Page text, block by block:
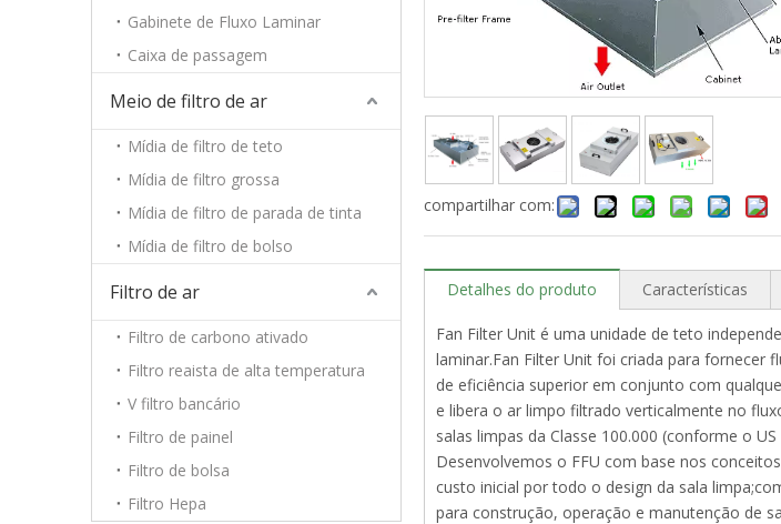
Gabinete de Fluxo Laminar
Caixa de passagem
Meio de filtro de ar
Mídia de filtro de teto
Mídia de filtro grossa
Mídia de filtro de parada de tinta
Mídia de filtro de bolso
Filtro de ar
Filtro de carbono ativado
Filtro reaista de alta temperatura
V filtro bancário
Filtro de painel
Filtro de bolsa
Filtro Hepa
compartilhar com:
Detalhes do produto Características
Fan Filter Unit é uma unidade de teto
laminar.Fan Filter Unit foi criada para fornecer
de eficiência superior em conjunto com
e libera o ar limpo filtrado verticalmente no
salas limpas da Classe 100.000 (conforme o
Desenvolvemos o FFU com base nos
custo inicial por todo o design da sala
para construção, operação e manutenção de